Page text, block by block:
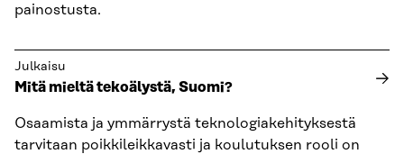
painostusta.
Julkaisu
Mitä mieltä tekoälystä, Suomi?
Osaamista ja ymmärrystä teknologiakehityksestä
tarvitaan poikkileikkavasti ja koulutuksen rooli on